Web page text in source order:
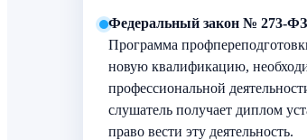
Федеральный закон №
Программа
новую квалификацию,
профессиональной
слушатель получает диплом
право вести эту деятельность.